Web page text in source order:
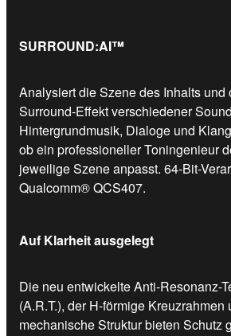
SURROUND:AI™
Analysiert die Szene des Inhalts und
Surround-Effekt verschiedener
Hintergrundmusik, Dialoge und
ob ein professioneller Toningenieur
jeweilige Szene anpasst. 64-Bit-
Qualcomm® QCS407.
Auf Klarheit ausgelegt
Die neu entwickelte Anti-Resonanz-
(A.R.T.), der H-förmige Kreuzrahmen
mechanische Struktur bieten Schutz